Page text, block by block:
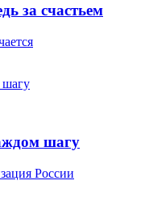
за счастьем
шагу
России